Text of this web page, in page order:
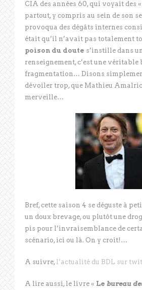
CIA des années 60, qui voyait des
partout, y compris au sein de son
provoqua des dégâts internes
était qu’il n’avait pas totalement
poison du doute s’instille dans
renseignement, c’est une véritable
fragmentation… Disons
dévoiler trop, que Mathieu Amalric
merveille…
Bref, cette saison 4 se déguste à
un doux brevage, ou plutôt une
pis pour l’invraisemblance de
scénario, ici ou là. On y croit!…
A suivre, l’actualité du BDL sur
A lire aussi, le livre « Le bureau